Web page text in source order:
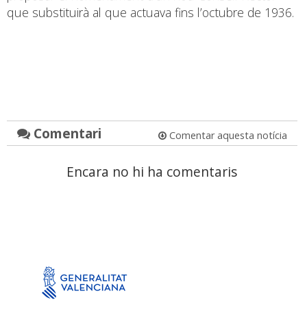
que substituirà al que actuava fins l’octubre de 1936.
Comentari Comentar aquesta notícia
Encara no hi ha comentaris